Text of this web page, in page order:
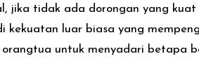
jika tidak ada dorongan yang
kekuatan luar biasa yang
untuk menyadari betapa